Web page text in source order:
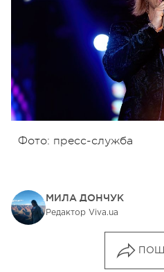
Фото: пресс-служба
МИЛА ДОНЧУК
Редактор Viva.ua